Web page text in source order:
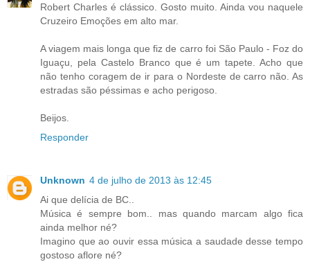
Robert Charles é clássico. Gosto muito. Ainda vou naquele
Cruzeiro Emoções em alto mar.
A viagem mais longa que fiz de carro foi São Paulo - Foz do
Iguaçu, pela Castelo Branco que é um tapete. Acho que
não tenho coragem de ir para o Nordeste de carro não. As
estradas são péssimas e acho perigoso.
Beijos.
Responder
Unknown 4 de julho de 2013 às 12:45
Ai que delícia de BC..
Música é sempre bom.. mas quando marcam algo fica
ainda melhor né?
Imagino que ao ouvir essa música a saudade desse tempo
gostoso aflore né?